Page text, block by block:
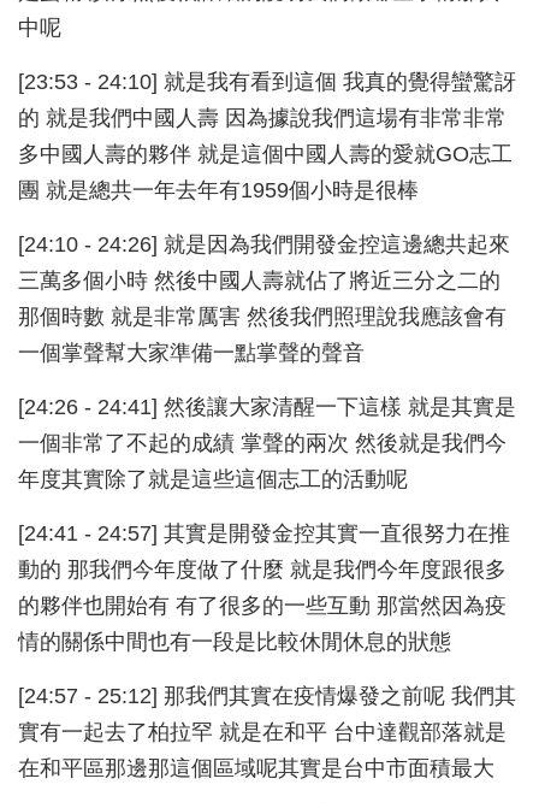
中呢
[23:53 - 24:10] 就是我有看到這個 我真的覺得蠻驚訝
的 就是我們中國人壽 因為據說我們這場有非常非常
多中國人壽的夥伴 就是這個中國人壽的愛就GO志工
團 就是總共一年去年有1959個小時是很棒
[24:10 - 24:26] 就是因為我們開發金控這邊總共起來
三萬多個小時 然後中國人壽就佔了將近三分之二的
那個時數 就是非常厲害 然後我們照理說我應該會有
一個掌聲幫大家準備一點掌聲的聲音
[24:26 - 24:41] 然後讓大家清醒一下這樣 就是其實是
一個非常了不起的成績 掌聲的兩次 然後就是我們今
年度其實除了就是這些這個志工的活動呢
[24:41 - 24:57] 其實是開發金控其實一直很努力在推
動的 那我們今年度做了什麼 就是我們今年度跟很多
的夥伴也開始有 有了很多的一些互動 那當然因為疫
情的關係中間也有一段是比較休閒休息的狀態
[24:57 - 25:12] 那我們其實在疫情爆發之前呢 我們其
實有一起去了柏拉罕 就是在和平 台中達觀部落就是
在和平區那邊那這個區域呢其實是台中市面積最大